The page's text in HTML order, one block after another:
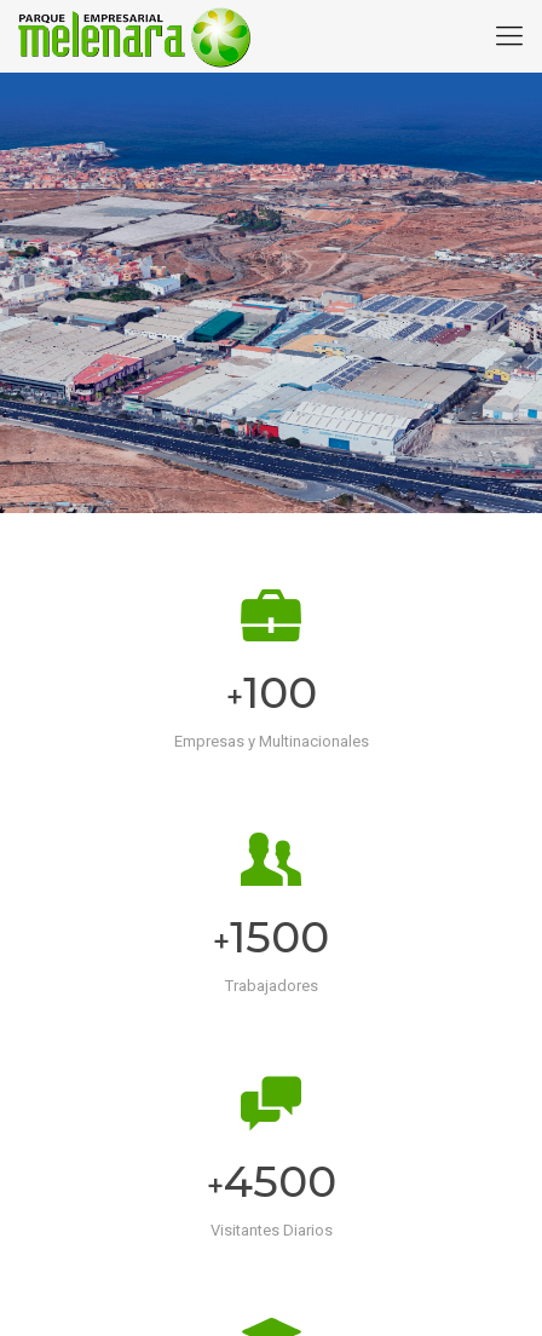
+100
Empresas y Multinacionales
+1500
Trabajadores
+4500
Visitantes Diarios